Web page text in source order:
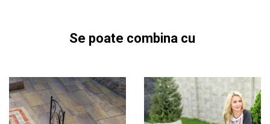
Se poate combina cu